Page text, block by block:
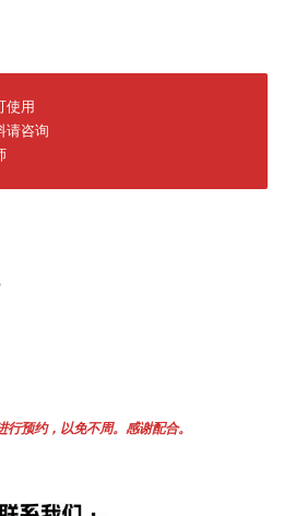
使用
请咨询
预约，以免不周。感谢配合。